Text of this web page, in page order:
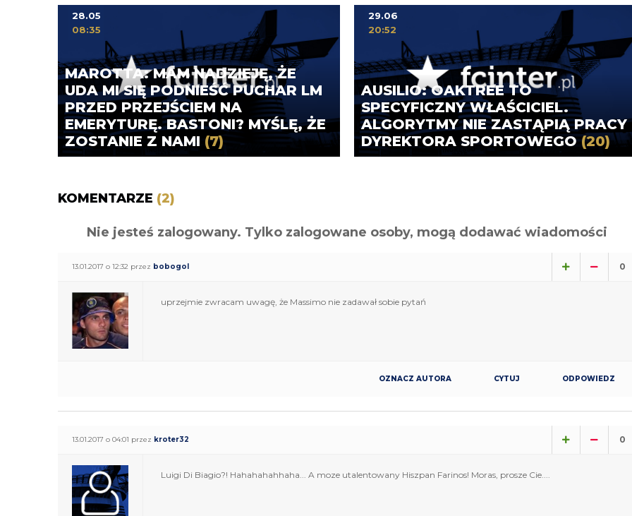
MAROTTA: MAM NADZIEJĘ, ŻE
UDA MI SIĘ PODNIEŚĆ PUCHAR LM
PRZED PRZEJŚCIEM NA
EMERYTURĘ. BASTONI? MYŚLĘ, ŻE
ZOSTANIE Z NAMI (7)
28.05
08:35
AUSILIO: OAKTREE TO
SPECYFICZNY WŁAŚCICIEL.
ALGORYTMY NIE ZASTĄPIĄ PRACY
DYREKTORA SPORTOWEGO(20)
29.06
20:52
KOMENTARZE (2)
Nie jesteś zalogowany. Tylko zalogowane osoby, mogą dodawać wiadomości
13.01.2017 o 12:32 przez bobogol 0
uprzejmie zwracam uwagę, że Massimo nie zadawał sobie pytań
OZNACZ AUTORA CYTUJ ODPOWIEDZ
13.01.2017 o 04:01 przez kroter32 0
Luigi Di Biagio?! Hahahahahhaha... A moze utalentowany Hiszpan Farinos! Moras, prosze Cie....